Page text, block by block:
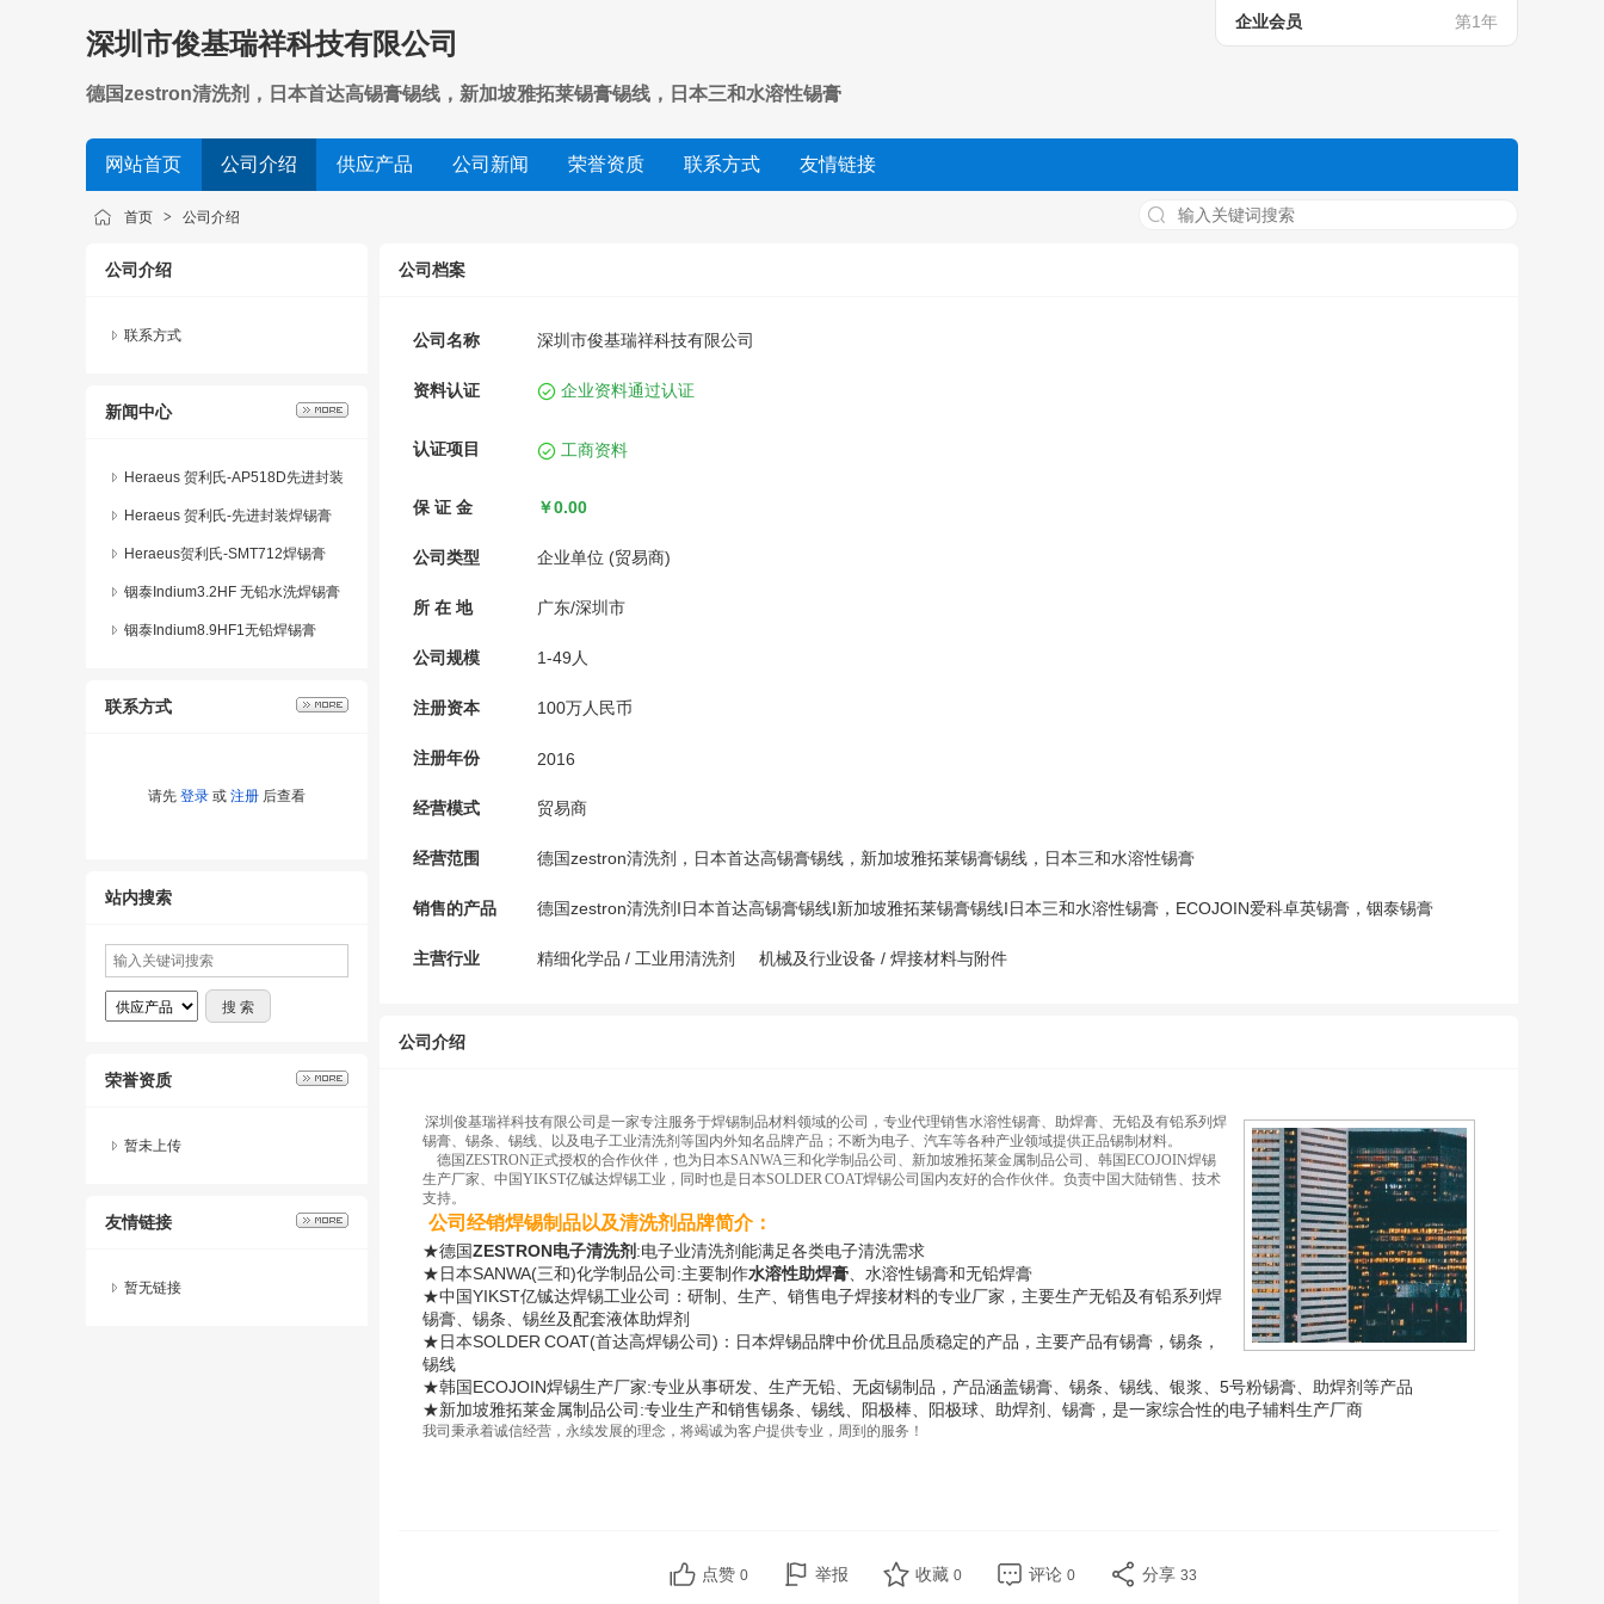
企业会员 第1年
深圳市俊基瑞祥科技有限公司
德国zestron清洗剂，日本首达高锡膏锡线，新加坡雅拓莱锡膏锡线，日本三和水溶性锡膏
网站首页 公司介绍 供应产品 公司新闻 荣誉资质 联系方式 友情链接
首页 > 公司介绍
公司介绍
联系方式
新闻中心
Heraeus 贺利氏-AP518D先进封装
焊锡膏
Heraeus 贺利氏-先进封装焊锡膏
Heraeus贺利氏-SMT712焊锡膏
铟泰Indium3.2HF 无铅水洗焊锡膏
铟泰Indium8.9HF1无铅焊锡膏
联系方式
请先 登录 或 注册 后查看
站内搜索
荣誉资质
暂未上传
友情链接
暂无链接
公司档案
公司名称 深圳市俊基瑞祥科技有限公司
资料认证 企业资料通过认证
认证项目 工商资料
保 证 金 ￥0.00
公司类型 企业单位 (贸易商)
所 在 地 广东/深圳市
公司规模 1-49人
注册资本 100万人民币
注册年份 2016
经营模式 贸易商
经营范围 德国zestron清洗剂，日本首达高锡膏锡线，新加坡雅拓莱锡膏锡线，日本三和水溶性锡膏
销售的产品 德国zestron清洗剂I日本首达高锡膏锡线I新加坡雅拓莱锡膏锡线I日本三和水溶性锡膏，ECOJOIN爱科卓英锡膏，铟泰锡膏
主营行业 精细化学品 / 工业用清洗剂 机械及行业设备 / 焊接材料与附件
公司介绍
深圳俊基瑞祥科技有限公司是一家专注服务于焊锡制品材料领域的公司，专业代理销售水溶性锡膏、助焊膏、无铅及有铅系列焊
锡膏、锡条、锡线、以及电子工业清洗剂等国内外知名品牌产品；不断为电子、汽车等各种产业领域提供正品锡制材料。
德国ZESTRON正式授权的合作伙伴，也为日本SANWA三和化学制品公司、新加坡雅拓莱金属制品公司、韩国ECOJOIN焊锡
生产厂家、中国YIKST亿铖达焊锡工业，同时也是日本SOLDER COAT焊锡公司国内友好的合作伙伴。负责中国大陆销售、技术
支持。
公司经销焊锡制品以及清洗剂品牌简介：
★德国ZESTRON电子清洗剂 :电子业清洗剂能满足各类电子清洗需求
★日本SANWA(三和)化学制品公司:主要制作水溶性助焊膏 、水溶性锡膏和无铅焊膏
★中国YIKST亿铖达焊锡工业公司：研制、生产、销售电子焊接材料的专业厂家，主要生产无铅及有铅系列焊
锡膏、锡条、锡丝及配套液体助焊剂
★日本SOLDER COAT(首达高焊锡公司)：日本焊锡品牌中价优且品质稳定的产品，主要产品有锡膏，锡条，
锡线
★韩国ECOJOIN焊锡生产厂家:专业从事研发、生产无铅、无卤锡制品，产品涵盖锡膏、锡条、锡线、银浆、5号粉锡膏、助焊剂等产品
★新加坡雅拓莱金属制品公司:专业生产和销售锡条、锡线、阳极棒、阳极球、助焊剂、锡膏，是一家综合性的电子辅料生产厂商
我司秉承着诚信经营，永续发展的理念，将竭诚为客户提供专业，周到的服务！
点赞 0 举报 收藏 0 评论 0 分享 33